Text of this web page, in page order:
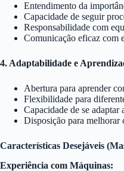
Entendimento da
Capacidade de seguir
Responsabilidade com
Comunicação eficaz com
4. Adaptabilidade e
Abertura para aprender
Flexibilidade para
Capacidade de se adaptar
Disposição para melhorar
Características Desejáveis
Experiência com Máquinas: